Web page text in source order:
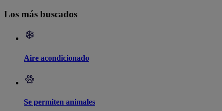
Los más buscados
Aire acondicionado
Se permiten animales